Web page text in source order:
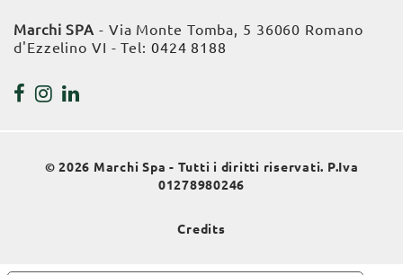
Marchi SPA - Via Monte Tomba, 5 36060 Romano
d'Ezzelino VI - Tel: 0424 8188
© 2026 Marchi Spa - Tutti i diritti riservati. P.Iva
01278980246
Credits